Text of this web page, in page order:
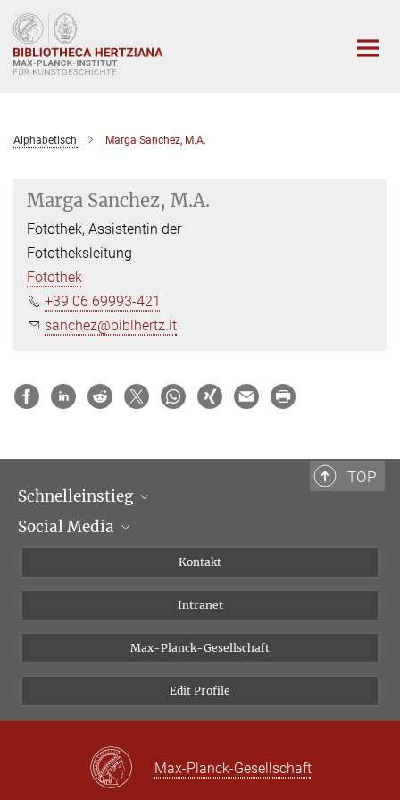
Hauptinhalt
Alphabetisch Marga Sanchez, M.A.
Marga Sanchez, M.A.
Fotothek, Assistentin der
Fototheksleitung
Fotothek
+39 06 69993-421
sanchez@biblhertz.it
TOP
Schnelleinstieg
Wissenschaftliche Abteilungen
Social Media
Bluesky
Vimeo
Newsletter
Kontakt
Intranet
Max-Planck-Gesellschaft
Edit Profile
Max-Planck-Gesellschaft